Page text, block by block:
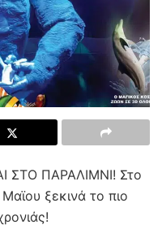
ΣΤΟ ΠΑΡΑΛΙΜΝΙ! Στο
ξεκινά το πιο